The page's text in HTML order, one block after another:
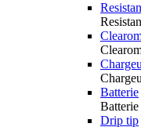
Batterie
Batterie
Drip tip